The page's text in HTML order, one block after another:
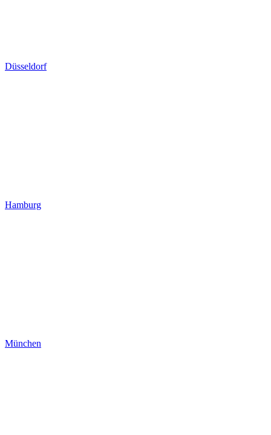
Düsseldorf
Hamburg
München